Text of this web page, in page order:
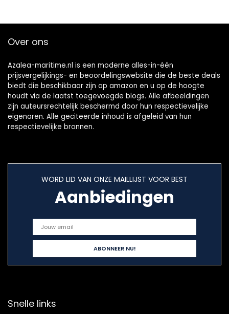
Over ons
Azalea-maritime.nl is een moderne alles-in-één
prijsvergelijkings- en beoordelingswebsite die de beste deals
biedt die beschikbaar zijn op amazon en u op de hoogte
houdt via de laatst toegevoegde blogs. Alle afbeeldingen
zijn auteursrechtelijk beschermd door hun respectievelijke
eigenaren. Alle geciteerde inhoud is afgeleid van hun
respectievelijke bronnen.
WORD LID VAN ONZE MAILLIJST VOOR BEST
Aanbiedingen
Snelle links